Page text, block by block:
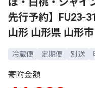
先行予約】FU23-
山形 山形県 山形
冷蔵便 定期便 別送
寄附金額